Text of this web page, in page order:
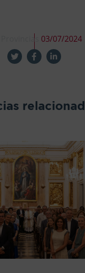
Provincias 03/07/2024